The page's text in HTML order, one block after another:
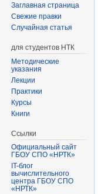
Заглавная страница
Свежие правки
Случайная статья
для студентов НТК
Методические
указания
Лекции
Практики
Курсы
Книги
Ссылки
Официальный сайт
ГБОУ СПО «НРТК»
IT-блог
вычислительного
центра ГБОУ СПО
«НРТК»